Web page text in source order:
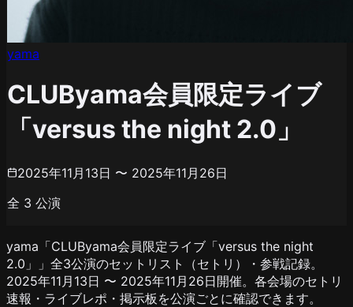
yama
CLUByama会員限定ライブ
「versus the night 2.0」
2025年11月13日 〜 2025年11月26日
全 3 公演
yama「CLUByama会員限定ライブ「versus the night
2.0」」全3公演のセットリスト（セトリ）・参戦記録。
2025年11月13日 〜 2025年11月26日開催。各会場のセトリ
速報・ライブレポ・掲示板を公演ごとに確認できます。